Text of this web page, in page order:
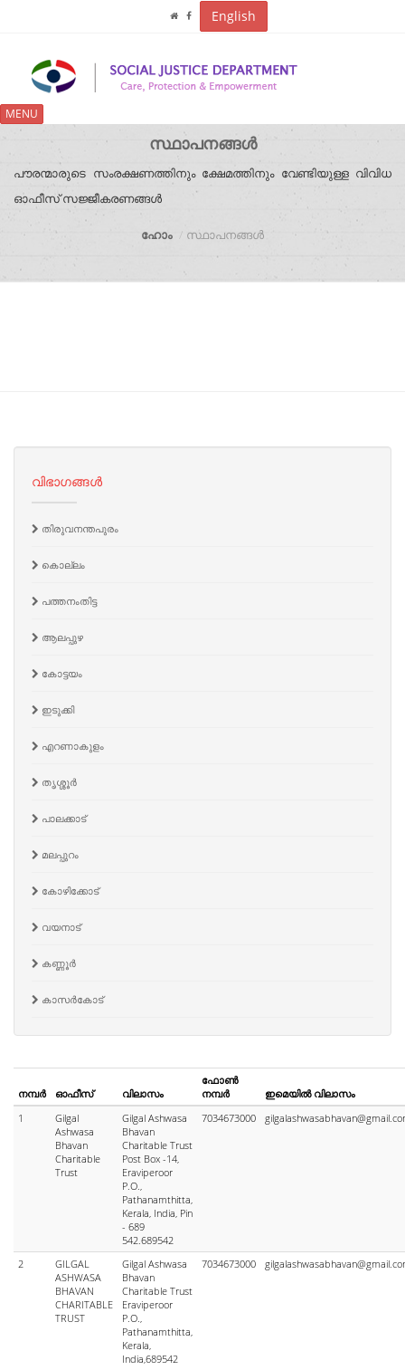
English
MENU
സ്ഥാപനങ്ങൾ
പൗരന്മാരുടെ സംരക്ഷണത്തിനും ക്ഷേമത്തിനും വേണ്ടിയുള്ള വിവിധ
ഓഫീസ് സജ്ജീകരണങ്ങൾ
ഹോം സ്ഥാപനങ്ങൾ
വിഭാഗങ്ങൾ
തിരുവനന്തപുരം
കൊല്ലം
പത്തനംതിട്ട
ആലപ്പുഴ
കോട്ടയം
ഇടുക്കി
എറണാകുളം
തൃശ്ശൂർ
പാലക്കാട്
മലപ്പുറം
കോഴിക്കോട്
വയനാട്
കണ്ണൂർ
കാസർകോട്
നമ്പർ ഓഫീസ് വിലാസം
ഫോൺ
നമ്പർ
ഇമെയിൽ വിലാസം
1
Gilgal
Ashwasa
Bhavan
Charitable
Trust
Gilgal Ashwasa
Bhavan
Charitable Trust
Post Box -14,
Eraviperoor
P.O.,
Pathanamthitta,
Kerala, India, Pin
- 689
542.689542
7034673000
2
GILGAL
ASHWASA
BHAVAN
CHARITABLE
TRUST
Gilgal Ashwasa
Bhavan
Charitable Trust
Eraviperoor
P.O.,
Pathanamthitta,
Kerala,
India,689542
7034673000